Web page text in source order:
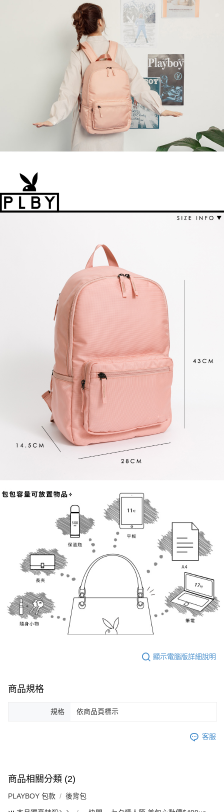
顯示電腦版詳細說明
商品規格
規格 依商品頁標示
客服
商品相關分類 (2)
PLAYBOY 包款 後背包